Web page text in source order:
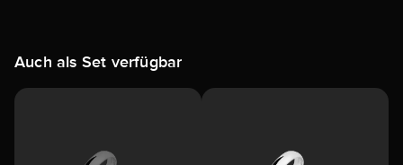
Auch als Set verfügbar